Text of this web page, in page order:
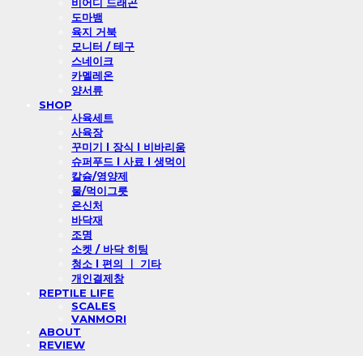
도마뱀
육지 거북
모니터 / 테구
스네이크
카멜레온
양서류
SHOP
사육세트
사육장
꾸미기 l 장식 l 비바리움
슈퍼푸드 l 사료 l 생먹이
칼슘/영양제
물/먹이그릇
은신처
바닥재
조명
소켓 / 바닥 히팅
청소 l 편의 ㅣ 기타
개인결제창
REPTILE LIFE
SCALES
VANMORI
ABOUT
REVIEW